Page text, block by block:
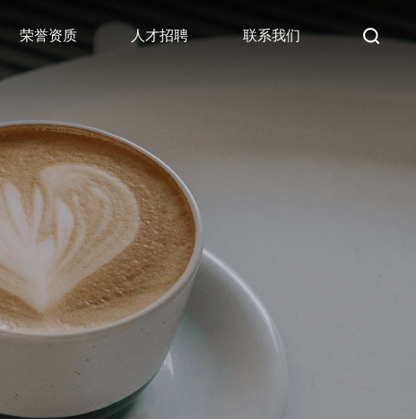
荣誉资质 人才招聘 联系我们